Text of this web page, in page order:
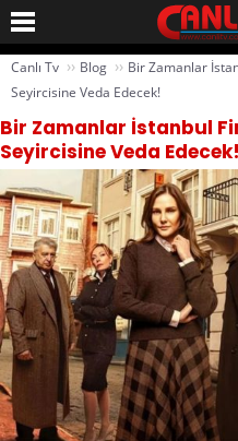
Canlı Tv ›› Blog ›› Bir Zamanlar
Seyircisine Veda Edecek!
Bir Zamanlar İstanbul
Seyircisine Veda Edecek!